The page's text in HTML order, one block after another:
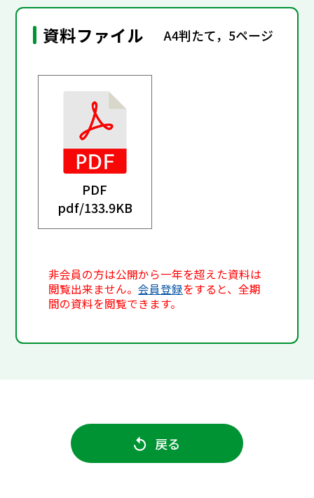
資料ファイル A4判たて，5ページ
PDF
pdf/133.9KB
非会員の方は公開から一年を超えた資料は
閲覧出来ません。会員登録をすると、全期
間の資料を閲覧できます。
戻る